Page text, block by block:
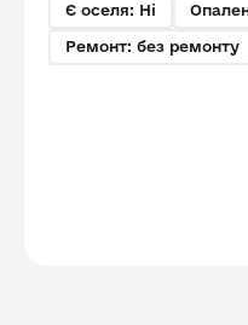
Є оселя: Ні
Ремонт: без ремонту